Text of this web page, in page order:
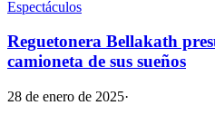
Espectáculos
Reguetonera Bellakath
camioneta de sus sueños
28 de enero de 2025·